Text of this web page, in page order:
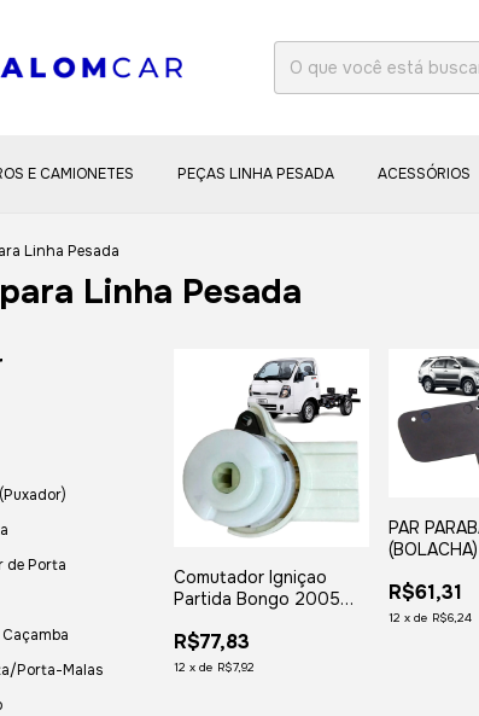
E CAMIONETES PEÇAS LINHA PESADA ACESSÓRIOS
Linha Pesada
Linha Pesada
de Porta
Porta-Malas
Comutador Igniçao
Partida Bongo 2005
2009 2010 2011 2012
2013 2014 2015 2016
R$77,83
12 xde R$7,92
PAR
2007
2011 2012
R$61,31
12 xde R$6,24